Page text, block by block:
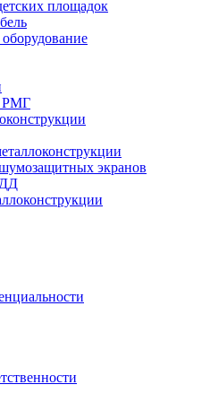
площадок
РМГ
экранов